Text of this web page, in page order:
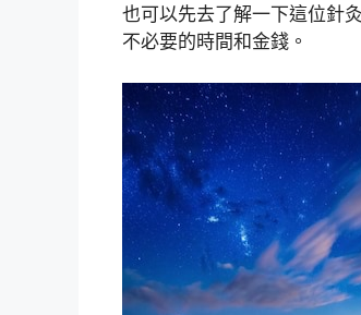
也可以先去了解一下這位針
不必要的時間和金錢。